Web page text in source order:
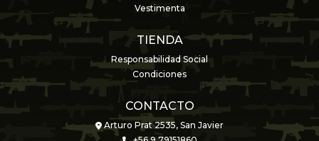
Vestimenta
TIENDA
Responsabilidad Social
Condiciones
CONTACTO
Arturo Prat 2535, San Javier